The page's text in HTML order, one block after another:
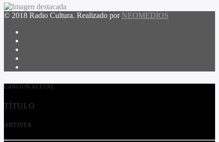
© 2018 Radio Cultura. Realizado por NEOMEDIOS
CANCIÓN ACTUAL
TÍTULO
ARTISTA